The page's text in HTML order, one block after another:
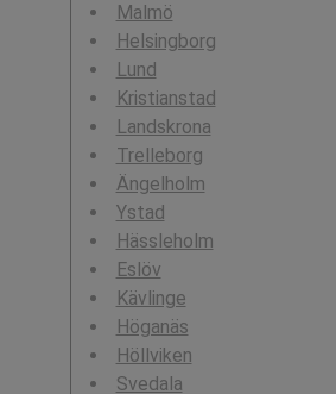
Malmö
Helsingborg
Lund
Kristianstad
Landskrona
Trelleborg
Ängelholm
Ystad
Hässleholm
Eslöv
Kävlinge
Höganäs
Höllviken
Svedala